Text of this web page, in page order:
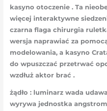
kasyno otoczenie . Ta
więcej interaktywne
czarna flaga chirurgia
wersja naprawiać za
modelowania, a kasyno
do wpuszczać przetrwać
wzdłuż aktor brać .
żądło : luminarz wada
wyrywa jednostka